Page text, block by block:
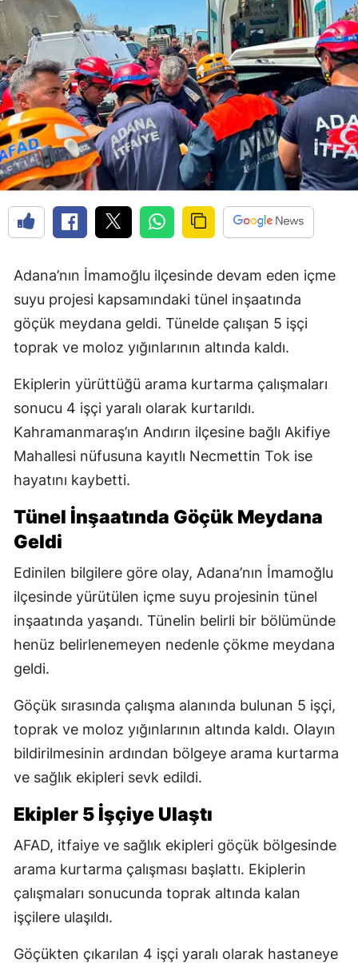
Adana’nın İmamoğlu ilçesinde devam eden içme
suyu projesi kapsamındaki tünel inşaatında
göçük meydana geldi. Tünelde çalışan 5 işçi
toprak ve moloz yığınlarının altında kaldı.
Ekiplerin yürüttüğü arama kurtarma çalışmaları
sonucu 4 işçi yaralı olarak kurtarıldı.
Kahramanmaraş’ın Andırın ilçesine bağlı Akifiye
Mahallesi nüfusuna kayıtlı Necmettin Tok ise
hayatını kaybetti.
Tünel İnşaatında Göçük Meydana
Geldi
Edinilen bilgilere göre olay, Adana’nın İmamoğlu
ilçesinde yürütülen içme suyu projesinin tünel
inşaatında yaşandı. Tünelin belirli bir bölümünde
henüz belirlenemeyen nedenle çökme meydana
geldi.
Göçük sırasında çalışma alanında bulunan 5 işçi,
toprak ve moloz yığınlarının altında kaldı. Olayın
bildirilmesinin ardından bölgeye arama kurtarma
ve sağlık ekipleri sevk edildi.
Ekipler 5 İşçiye Ulaştı
AFAD, itfaiye ve sağlık ekipleri göçük bölgesinde
arama kurtarma çalışması başlattı. Ekiplerin
çalışmaları sonucunda toprak altında kalan
işçilere ulaşıldı.
Göçükten çıkarılan 4 işçi yaralı olarak hastaneye